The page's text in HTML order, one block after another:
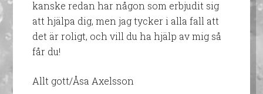
kanske redan har någon som erbjudit sig
att hjälpa dig, men jag tycker i alla fall att
det är roligt, och vill du ha hjälp av mig så
får du!
Allt gott/Åsa Axelsson